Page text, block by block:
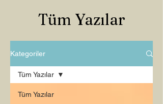
Tüm Yazılar
Kategoriler
Tüm Yazılar
Tüm Yazılar